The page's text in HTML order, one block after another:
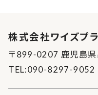
株式会社ワイズプ
〒899-0207 鹿児島
TEL:090-8297-